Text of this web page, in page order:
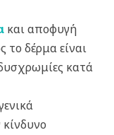
και αποφυγή
το δέρμα είναι
κατά